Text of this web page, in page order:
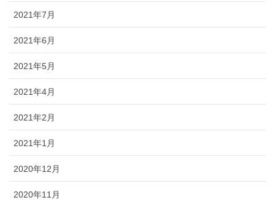
2021年7月
2021年6月
2021年5月
2021年4月
2021年2月
2021年1月
2020年12月
2020年11月